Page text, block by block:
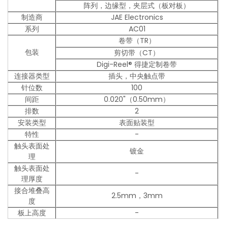
阵列，边缘型，夹层式（板对板）
制造商
JAE Electronics
系列
AC01
包装
卷带（TR）
剪切带（CT）
Digi-Reel® 得捷定制卷带
连接器类型
插头，中央触点带
针位数
100
间距
0.020"（0.50mm）
排数
2
安装类型
表面贴装型
特性
-
触头表面处
理
镀金
触头表面处
理厚度
-
接合堆叠高
度
2.5mm，3mm
板上高度
-